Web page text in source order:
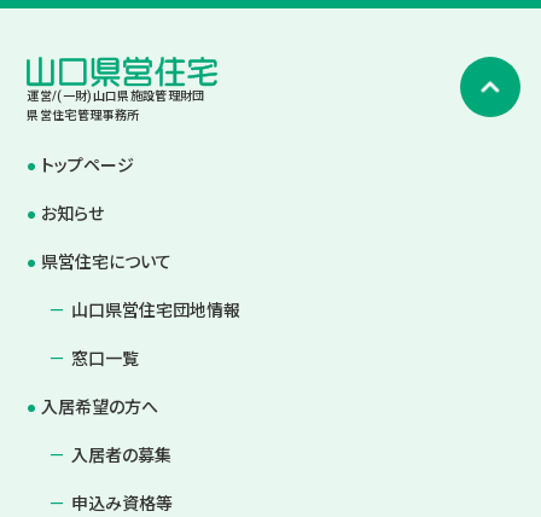
運営/(一財)山口県施設管理財団
県営住宅管理事務所
トップページ
お知らせ
県営住宅について
山口県営住宅団地情報
窓口一覧
入居希望の方へ
入居者の募集
申込み資格等